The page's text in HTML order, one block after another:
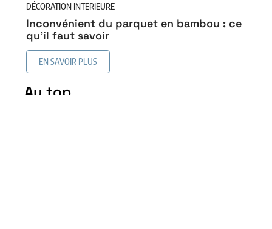
DÉCORATION INTERIEURE
Inconvénient du parquet en bambou : ce
qu’il faut savoir
EN SAVOIR PLUS
Au top